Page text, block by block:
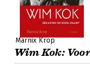
Marnix Krop
Wim Kok: